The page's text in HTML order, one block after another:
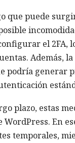
que puede
el 2FA,
Además,
podría generar
plazo, estas
WordPress. En
temporales,